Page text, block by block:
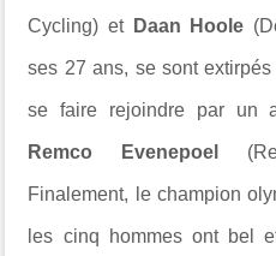
Cycling) et Daan Hoole
ses 27 ans, se sont
se faire rejoindre par un
Remco Evenepoel
Finalement, le champion
les cinq hommes ont bel